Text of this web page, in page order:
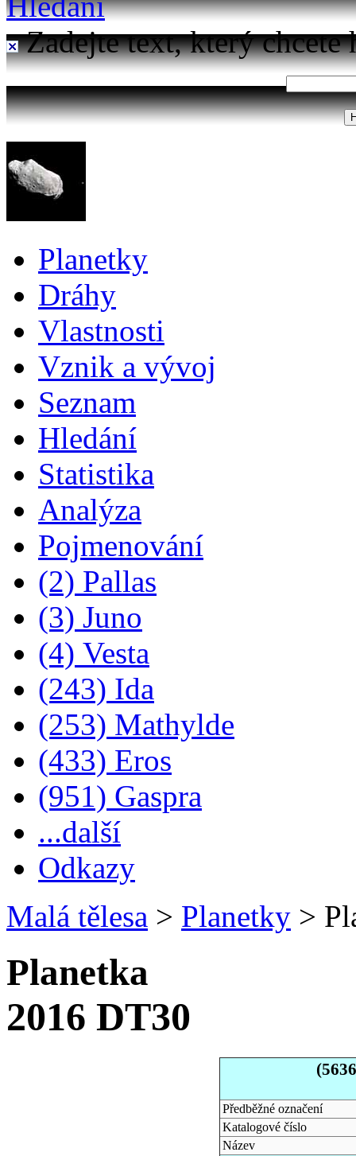
Zadejte text, který chcete
Planetky
Dráhy
Vlastnosti
Vznik a vývoj
Seznam
Hledání
Statistika
Analýza
Pojmenování
(2) Pallas
(3) Juno
(4) Vesta
(243) Ida
(253) Mathylde
(433) Eros
(951) Gaspra
...další
Odkazy
Malá tělesa > Planetky >
Planetka
2016 DT30
Předběžné označení
Katalogové číslo
Název